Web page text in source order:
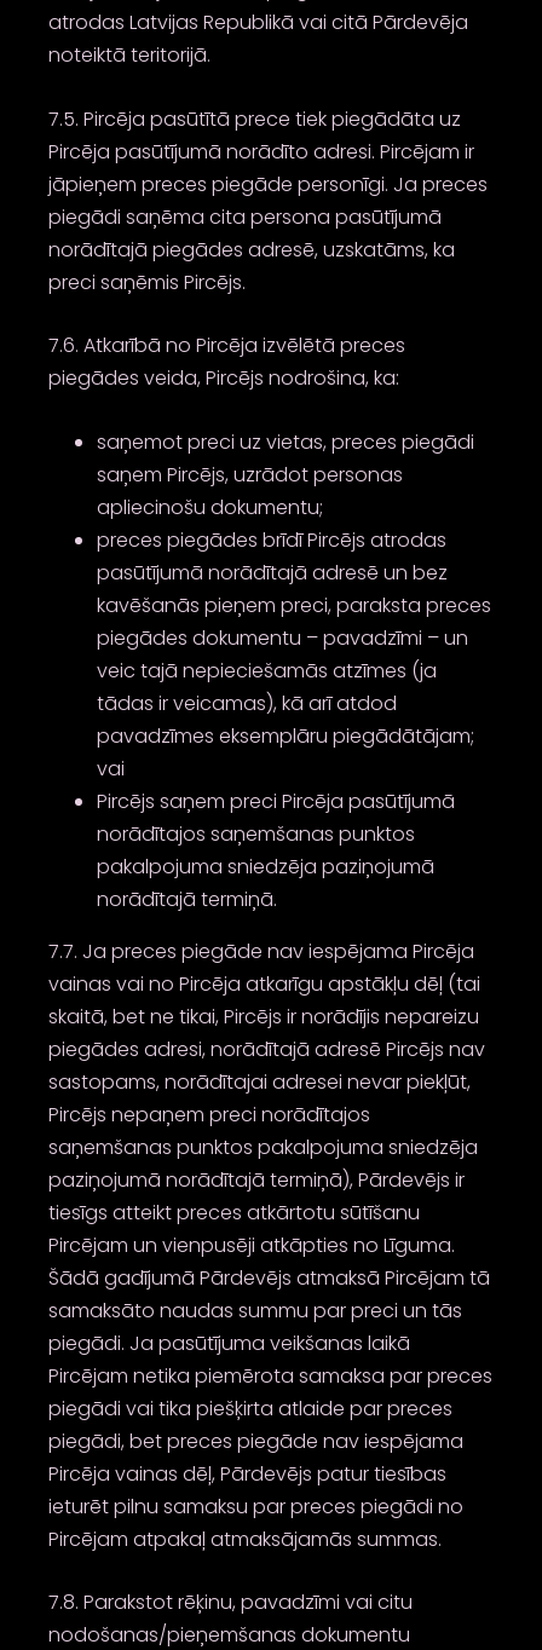
atrodas Latvijas Republikā vai citā Pārdevēja
noteiktā teritorijā.
7.5. Pircēja pasūtītā prece tiek piegādāta uz
Pircēja pasūtījumā norādīto adresi. Pircējam ir
jāpieņem preces piegāde personīgi. Ja preces
piegādi saņēma cita persona pasūtījumā
norādītajā piegādes adresē, uzskatāms, ka
preci saņēmis Pircējs.
7.6. Atkarībā no Pircēja izvēlētā preces
piegādes veida, Pircējs nodrošina, ka:
saņemot preci uz vietas, preces piegādi
saņem Pircējs, uzrādot personas
apliecinošu dokumentu;
preces piegādes brīdī Pircējs atrodas
pasūtījumā norādītajā adresē un bez
kavēšanās pieņem preci, paraksta preces
piegādes dokumentu – pavadzīmi – un
veic tajā nepieciešamās atzīmes (ja
tādas ir veicamas), kā arī atdod
pavadzīmes eksemplāru piegādātājam;
vai
Pircējs saņem preci Pircēja pasūtījumā
norādītajos saņemšanas punktos
pakalpojuma sniedzēja paziņojumā
norādītajā termiņā.
7.7. Ja preces piegāde nav iespējama Pircēja
vainas vai no Pircēja atkarīgu apstākļu dēļ (tai
skaitā, bet ne tikai, Pircējs ir norādījis nepareizu
piegādes adresi, norādītajā adresē Pircējs nav
sastopams, norādītajai adresei nevar piekļūt,
Pircējs nepaņem preci norādītajos
saņemšanas punktos pakalpojuma sniedzēja
paziņojumā norādītajā termiņā), Pārdevējs ir
tiesīgs atteikt preces atkārtotu sūtīšanu
Pircējam un vienpusēji atkāpties no Līguma.
Šādā gadījumā Pārdevējs atmaksā Pircējam tā
samaksāto naudas summu par preci un tās
piegādi. Ja pasūtījuma veikšanas laikā
Pircējam netika piemērota samaksa par preces
piegādi vai tika piešķirta atlaide par preces
piegādi, bet preces piegāde nav iespējama
Pircēja vainas dēļ, Pārdevējs patur tiesības
ieturēt pilnu samaksu par preces piegādi no
Pircējam atpakaļ atmaksājamās summas.
7.8. Parakstot rēķinu, pavadzīmi vai citu
nodošanas/pieņemšanas dokumentu